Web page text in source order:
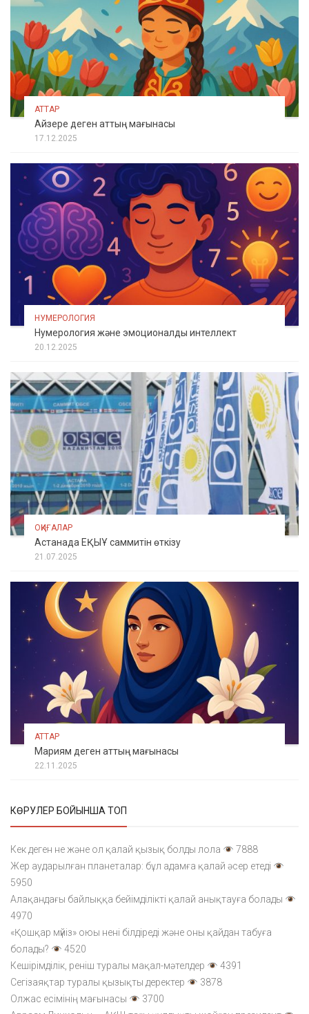
АТТАР
Айзере деген аттың мағынасы
17.12.2025
НУМЕРОЛОГИЯ
Нумерология және эмоционалды интеллект
20.12.2025
ОҚИҒАЛАР
Астанада ЕҚЫҰ саммитін өткізу
21.07.2025
АТТАР
Мариям деген аттың мағынасы
22.11.2025
КӨРУЛЕР БОЙЫНША ТОП
Кек деген не және ол қалай қызық болды лола
7888
Жер аударылған планеталар: бұл адамға қалай әсер етеді
5950
Алақандағы байлыққа бейімділікті қалай анықтауға болады
4970
«Қошқар мүйіз» оюы нені білдіреді және оны қайдан табуға
болады?
4520
Кешірімділік, реніш туралы мақал-мәтелдер
4391
Сегізаяқтар туралы қызықты деректер
3878
Олжас есімінің мағынасы
3700